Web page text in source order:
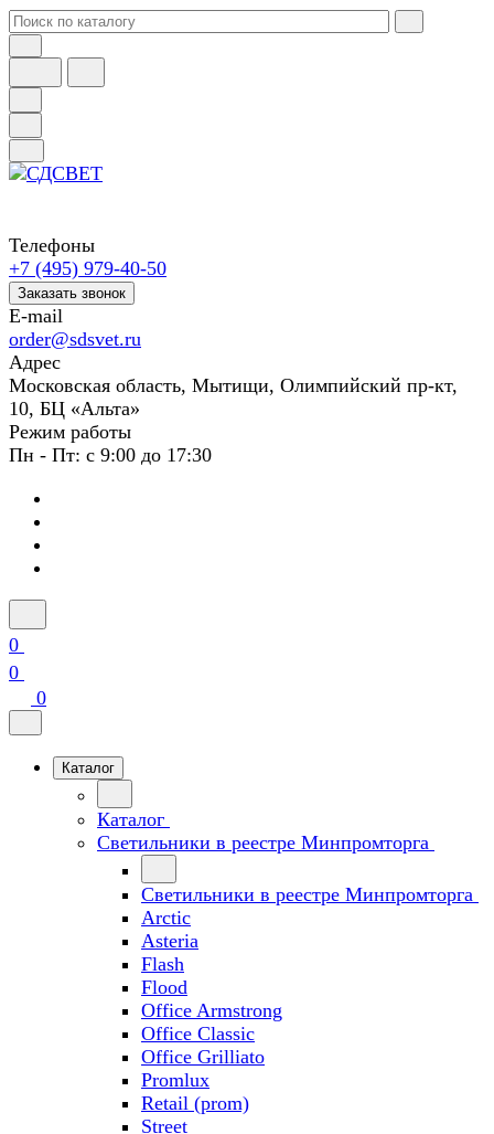
Телефоны
+7 (495) 979-40-50
Заказать звонок
E-mail
order@sdsvet.ru
Адрес
Московская область, Мытищи, Олимпийский пр-кт,
10, БЦ «Альта»
Режим работы
Пн - Пт: с 9:00 до 17:30
0
0
0
Каталог
Каталог
Светильники в реестре Минпромторга
Светильники в реестре Минпромторга
Arctic
Asteria
Flash
Flood
Office Armstrong
Office Classic
Office Grilliato
Promlux
Retail (prom)
Street